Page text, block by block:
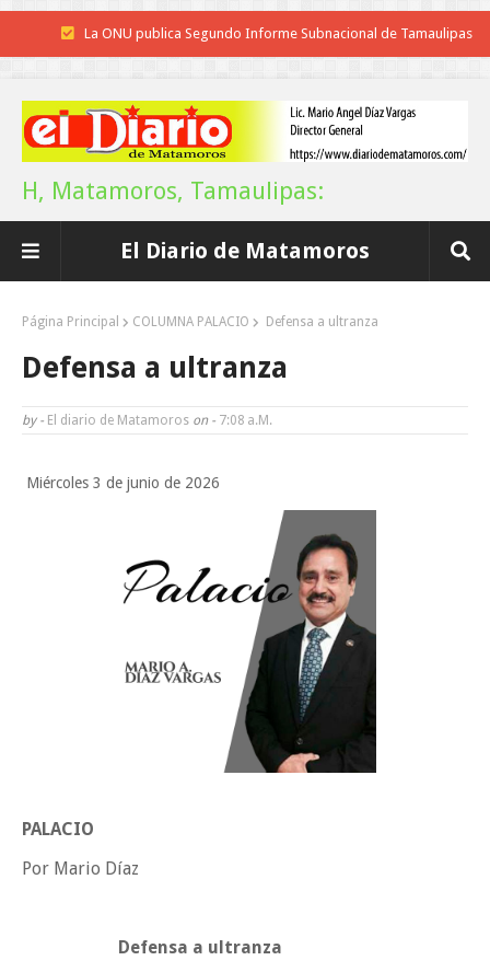
La ONU publica Segundo Informe Subnacional de Tamaulipas
Funcionarios, periodistas y empresarios
Alberto Carrera Torres
Prepara la UAT el arranque del ciclo escolar Otoño 2026
economía de las familias
Impulsa UAT prácticas de economía circular para el desarrollo
Martes en Tu Colonia Renovado acerca servicios y atención directa a
familias de Matamoros
H, Matamoros, Tamaulipas:
El Diario de Matamoros
Página Principal COLUMNA PALACIO Defensa a ultranza
Defensa a ultranza
by - El diario de Matamoros on - 7:08 A.m.
Miércoles 3 de junio de 2026
PALACIO
Por Mario Díaz
Defensa a ultranza